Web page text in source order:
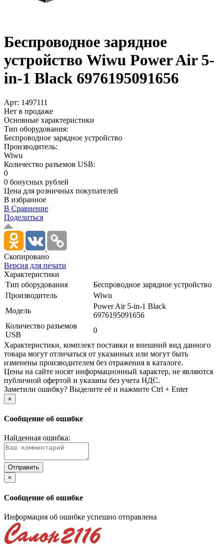
Беспроводное зарядное
устройство Wiwu Power Air 5-
in-1 Black 6976195091656
Арт: 1497111
Нет в продаже
Основные характеристики
Тип оборудования:
Беспроводное зарядное устройство
Производитель:
Wiwu
Количество разъемов USB:
0
0 бонусных рублей
Цена для розничных покупателей
В избранное
В Сравнение
Поделиться
Скопировано
Версия для печати
Характеристики
Тип оборудования
Беспроводное зарядное устройство
Производитель
Wiwu
Модель
Power Air 5-in-1 Black
6976195091656
Количество разъемов
USB
0
Xарактеристики, комплект поставки и внешний вид данного
товара могут отличаться от указанных или могут быть
изменены производителем без отражения в каталоге.
Цены на сайте носят информационный характер, не являются
публичной офертой и указаны без учета НДС.
Заметили ошибку? Выделите её и нажмите Ctrl + Enter
×
Сообщение об ошибке
Найденная ошибка:
×
Сообщение об ошибке
Информация об ошибке успешно отправлена